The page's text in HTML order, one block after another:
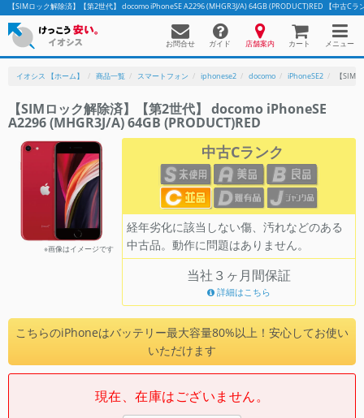
【SIMロック解除済】【第2世代】 docomo iPhoneSE A2296 (MHGR3J/A) 64GB (PRODUCT)RED 【中古C
お問合せ ガイド 店舗案内 カート メニュー
イオシス 【ホーム】 商品一覧 スマートフォン iphonese2 docomo iPhoneSE2 【SIM
【SIMロック解除済】【第2世代】 docomo iPhoneSE
A2296 (MHGR3J/A) 64GB (PRODUCT)RED
※画像はイメージです
中古Cランク
経年劣化に該当しない傷、汚れなどのある
中古品。動作に問題はありません。
当社３ヶ月間保証
詳細はこちら
こちらのiPhoneはバッテリー最大容量80%以上！安心してお使い
いただけます
現在、在庫はございません。
かんたんパソコン検索に切り替える
フリーワード
除外ワード
人気の検索ワード：Let's note EliteBookMacBook
「スマートフォン」「タブレット」など
シリーズ
商品シリーズ名・ブランド名の絞り込み。
「iPhone」「Xperia」「Galaxy」など